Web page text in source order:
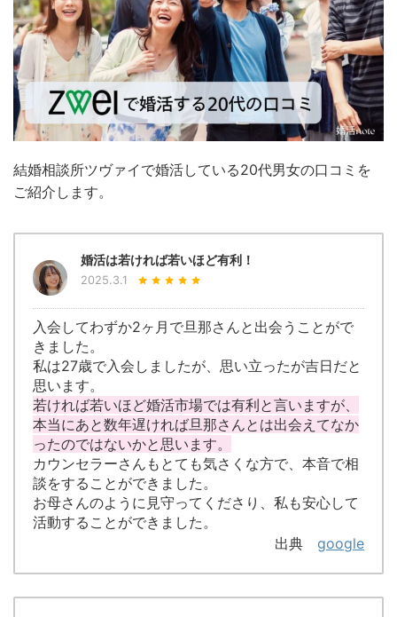
結婚相談所ツヴァイで婚活している20代男女の口コミを
ご紹介します。
婚活は若ければ若いほど有利！
2025.3.1
入会してわずか2ヶ月で旦那さんと出会うことがで
きました。
私は27歳で入会しましたが、思い立ったが吉日だと
思います。
若ければ若いほど婚活市場では有利と言いますが、
本当にあと数年遅ければ旦那さんとは出会えてなか
ったのではないかと思います。
カウンセラーさんもとても気さくな方で、本音で相
談をすることができました。
お母さんのように見守ってくださり、私も安心して
活動することができました。
出典 google